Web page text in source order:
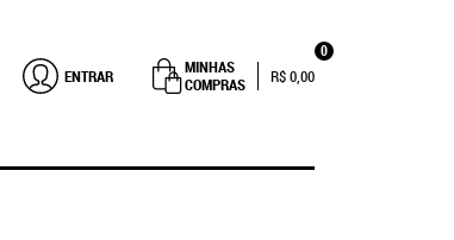
ENTRAR
MINHAS
COMPRAS
0
R$ 0,00